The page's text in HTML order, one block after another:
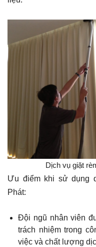
Dịch vụ giặt
Ưu điểm khi sử dụng
Phát:
Đội ngũ nhân viên
trách nhiệm trong
việc và chất lượng